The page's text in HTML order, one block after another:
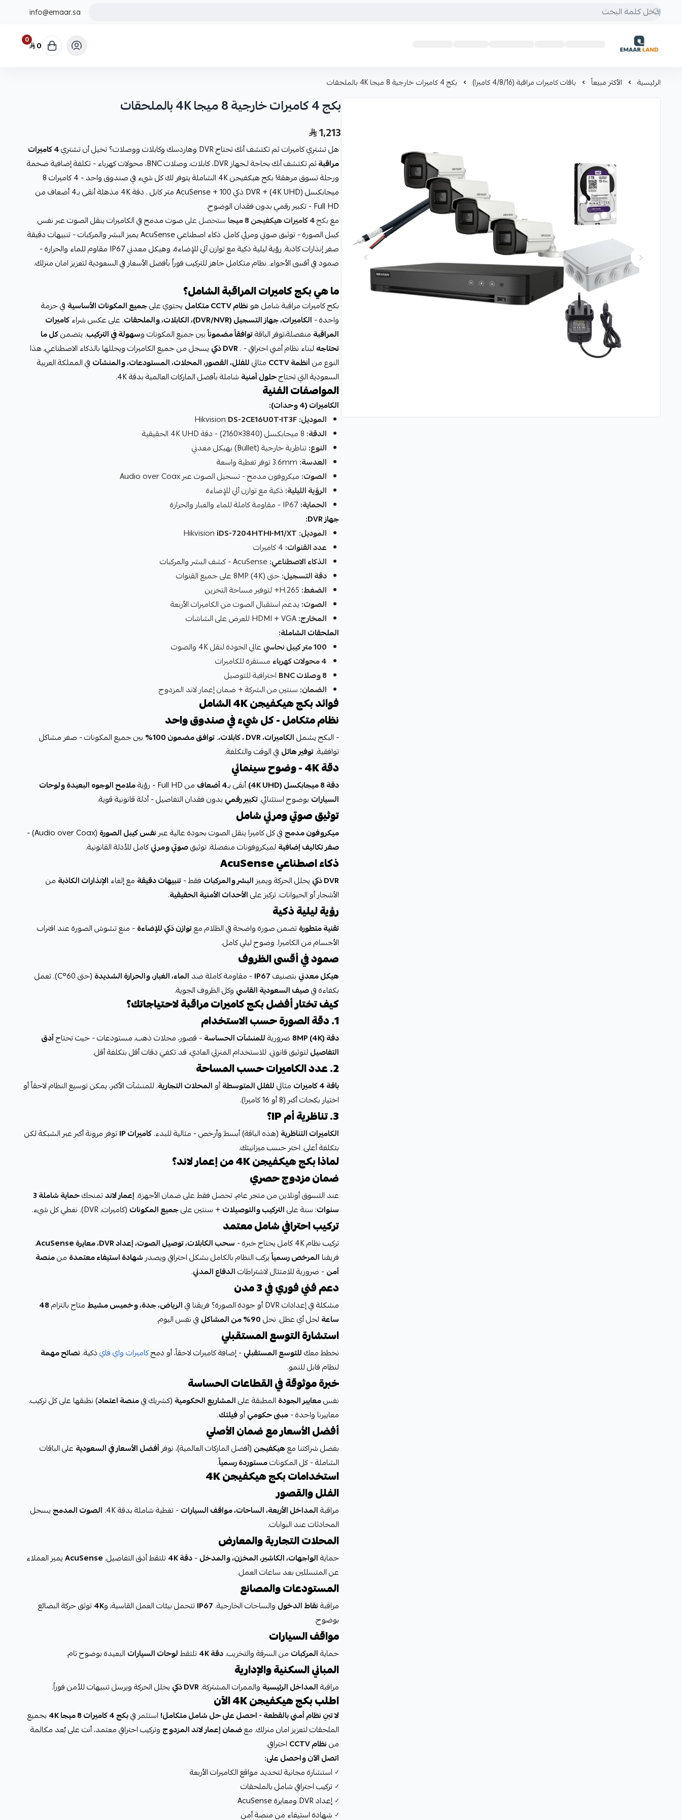
info@emaar.sa
إعمار لاند
0 0
الرئيسية الأكثر مبيعاً باقات كاميرات مراقبة (4/8/16 كاميرا) بكج 4 كاميرات خارجية 8 ميجا 4K بالملحقات
بكج 4 كاميرات خارجية 8 ميجا 4K بالملحقات
1,213
هل تشتري كاميرات ثم تكتشف أنك تحتاج DVR وهاردسك وكابلات ووصلات؟ تخيل أن تشتري
4 كاميرات
مراقبة
ثم تكتشف أنك بحاجة لـجهاز DVR، كابلات، وصلات BNC، محولات كهرباء - تكلفة إضافية ضخمة
ورحلة تسوق مرهقة! بكج هيكفيجن 4K الشاملة يتوفر لك كل شيء في صندوق واحد - 4 كاميرات 8
ميجابكسل (4K UHD) + DVR ذكي AcuSense + 100 متر كابل . دقة 4K مذهلة أنقى بـ4 أضعاف من
Full HD - تكبير رقمي بدون فقدان الوضوح.
معبكج ستحصل علىصوت مدمج في الكاميرات ينقل الصوت عبر نفس
كيبل الصورة - توثيق صوتي ومرئي كامل. ذكاء اصطناعي AcuSense يميز البشر والمركبات - تنبيهات دقيقة
صفر إنذارات كاذبة. رؤية ليلية ذكية مع توازن آلي للإضاءة، وهيكل معدني IP67 مقاوم للماء والحرارة -
صمود في أقسى الأجواء. نظام متكامل جاهز للتركيب فوراً بأفضل الأسعار في السعودية لتعزيز امان منزلك.
ما هي بكج كاميرات المراقبة الشامل؟
بكج كاميرات مراقبة شامل هونظام CCTV متكامل يحتوي علىجميع المكونات الأساسية في حزمة
واحدة - الكاميرات، جهاز التسجيل (DVR/NVR)، الكابلات، والملحقات . على عكس شراءكاميرات
المراقبة منفصلة،توفر الباقةتوافقاً مضموناًبين جميع المكونات وسهولة في التركيب. يتضمنكل ما
تحتاجه لبناء نظام أمني احترافي - .DVR ذكي
يسجل من جميع الكاميرات ويحللها بالذكاء الاصطناعي، هذا
النوع منأنظمة CCTV مثاليللفلل، القصور، المحلات، المستودعات، والمنشآت في المملكة العربية
السعودية التي تحتاجحلول أمنية شاملة بأفضل الماركات العالمية بدقة 4K.
المواصفات الفنية
الكاميرات (4 وحدات):
الموديل:DS-2CE16U0T-IT3F
الدقة:
النوع:تناظرية خارجية (Bullet) بهيكل معدني
العدسة:
الصوت: ميكروفون مدمج - تسجيل الصوت عبر Audio over Coax
الرؤية الليلية: ذكية مع توازن آلي للإضاءة
الحماية:
جهاز DVR:
الموديل: iDS-7204HTHI-M1/XT
عدد القنوات:
الذكاء الاصطناعي:
دقة التسجيل:حتى 8MP (4K) على جميع القنوات
الضغط:
الصوت: يدعم استقبال الصوت من الكاميرات الأربعة
المخارج:
الملحقات الشاملة:
100 متر كيبل نحاسي
عالي الجودة لنقل 4K والصوت
4 محولات كهرباء
مستقرة للكاميرات
8 وصلات BNC
احترافية للتوصيل
الضمان: سنتين من الشركة + ضمان إعمار لاند المزدوج
فوائد بكج هيكفيجن 4K الشامل
نظام متكامل - كل شيء في صندوق واحد
- البكج يشملالكاميرات، DVR ، كابلات، .توافق مضمون 100%
بين جميع المكونات - صفر مشاكل
توافقية.توفير هائل في الوقت والتكلفة.
دقة 4K - وضوح سينمائي
دقة 8 ميجابكسل (4K UHD) أنقى بـ4 أضعاف من Full HD - رؤية
ملامح الوجوه البعيدة ولوحات
السيارات بوضوح استثنائي.تكبير رقمي بدون فقدان التفاصيل - أدلة قانونية قوية.
توثيق صوتي ومرئي شامل
ميكروفون مدمج في كل كاميرا ينقل الصوت بجودة عالية عبرنفس كيبل الصورة (Audio over Coax) -
صفر تكاليف إضافية لميكروفونات منفصلة. توثيقصوتي ومرئيكامل للأدلة القانونية.
ذكاء اصطناعي AcuSense
DVR ذكي يحلل الحركة ويميزالبشر والمركبات فقط -تنبيهات دقيقة مع إلغاء الإنذارات الكاذبة من
الأشجار أو الحيوانات. تركيز علىالأحداث الأمنية الحقيقية.
رؤية ليلية ذكية
تقنية متطورةتضمن صورة واضحة في الظلام معتوازن ذكي للإضاءة- منع تشوش الصورة عند اقتراب
الأجسام من الكاميرا. وضوح ليلي كامل.
صمود في أقسى الظروف
هيكل معدني بتصنيفIP67- مقاومة كاملة ضد الماء، الغبار، والحرارة الشديدة
(حتى 60°C). تعمل
بكفاءة فيصيف السعودية القاسي وكل الظروف الجوية.
كيف تختار أفضل بكج كاميرات مراقبة لاحتياجاتك؟
1. دقة الصورة حسب الاستخدام
دقة 8MP (4K) ضروريةللمنشآت الحساسة- قصور، محلات ذهب، مستودعات - حيث تحتاجأدق
التفاصيل لتوثيق قانوني. للاستخدام المنزلي العادي، قد تكفي دقات أقل بتكلفة أقل.
2. عدد الكاميرات حسب المساحة
باقة 4 كاميرات مثاليللفلل المتوسطةأوالمحلات التجارية. للمنشآت الأكبر، يمكن توسيع النظام لاحقاً أو
اختيار بكجات أكبر (8 أو 16 كاميرا).
3. تناظرية أم IP؟
الكاميرات التناظرية (هذه الباقة) أبسط وأرخص - مثالية للبدء.كاميرات IP
توفر مرونة أكبر عبر الشبكة لكن
بتكلفة أعلى. اختر حسب ميزانيتك.
لماذا بكج هيكفيجن 4K من إعمار لاند؟
ضمان مزدوج حصري
عند التسوق أونلاين من متجر عام، تحصل فقط على ضمان الأجهزة.إعمار لاندتمنحك
حماية شاملة 3
سنوات: سنة علىالتركيب والتوصيلات + سنتين علىجميع المكونات (كاميرات، DVR). نغطي كل شيء.
تركيب احترافي شامل معتمد
تركيب نظام 4K كامل يحتاج خبرة - سحب الكابلات، توصيل الصوت، إعداد DVR، معايرة AcuSense
.
فريقنا المرخص رسمياًيركب النظام بالكامل بشكل احترافي ويصدرشهادة استيفاء معتمدة منمنصة
أمن- ضرورية للامتثال لاشتراطاتالدفاع المدني.
دعم فني فوري في 3 مدن
مشكلة في إعدادات DVR أو جودة الصورة؟ فريقنا في الرياض، جدة، وخميس مشيط متاح بالتزام48
ساعة لحل أي عطل. نحل90% من المشاكل في نفس اليوم.
استشارة التوسع المستقبلي
نخطط معكللتوسع المستقبلي- إضافة كاميرات لاحقاً، أو دمجكاميرات واي فايذكية. نصائح مهمة
لنظام قابل للنمو.
خبرة موثوقة في القطاعات الحساسة
نفسمعايير الجودة المطبقة علىالمشاريع الحكومية (كشريك فيمنصة اعتماد) نطبقها على كل تركيب.
معاييرنا واحدة -مبنى حكوميأوفيلتك.
أفضل الأسعار مع ضمان الأصلي
بفضل شراكتنا معهيكفيجن (أفضل الماركات العالمية)، نوفرأفضل الأسعار في السعودية على الباقات
الشاملة - كل المكوناتمستوردة رسمياً.
استخدامات بكج هيكفيجن 4K
الفلل والقصور
مراقبةالمداخل الأربعة، الساحات، مواقف السيارات- تغطية شاملة بدقة 4K. الصوت المدمج يسجل
المحادثات عند البوابات.
المحلات التجارية والمعارض
حمايةالواجهات، الكاشير، المخزن، والمدخل-دقة 4K تلتقط أدق التفاصيل. AcuSenseيميز العملاء
عن المتسللين بعد ساعات العمل.
المستودعات والمصانع
مراقبةنقاط الدخول والساحات الخارجية. IP67تتحمل بيئات العمل القاسية، و4Kتوثق حركة البضائع
بوضوح.
مواقف السيارات
حمايةالمركبات من السرقة والتخريب.دقة 4K تلتقطلوحات السيارات البعيدة بوضوح تام.
المباني السكنية والإدارية
مراقبةالمداخل الرئيسية والممرات المشتركة.DVR ذكي يحلل الحركة ويرسل تنبيهات للأمن فوراً.
اطلب بكج هيكفيجن 4K الآن
لا تبنِ نظام أمني بالقطعة - احصل على حل شامل متكامل! استثمر فيبكج 4 كاميرات 8 ميجا 4K
بجميع
الملحقات لتعزيز امان منزلك. معضمان إعمار لاند المزدوج وتركيب احترافي معتمد، أنت على بُعد مكالمة
مننظام CCTV
احترافي.
اتصل الآن واحصل على:
✓ استشارة مجانية لتحديد مواقع الكاميرات الأربعة
✓ تركيب احترافي شامل بالملحقات
✓ إعداد DVR ومعايرة AcuSense
✓ شهادة استيفاء من منصة أمن